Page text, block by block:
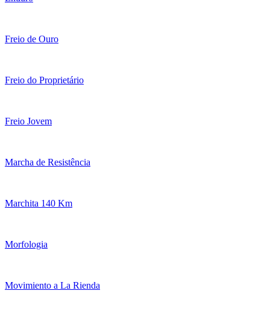
Freio de Ouro
Freio do Proprietário
Freio Jovem
Marcha de Resistência
Marchita 140 Km
Morfologia
Movimiento a La Rienda